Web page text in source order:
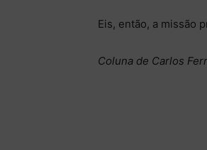
Eis, então, a missão
Coluna de Carlos